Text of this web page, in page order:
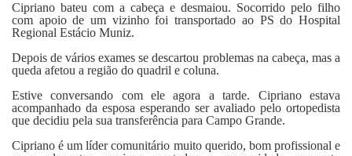
Cipriano bateu com a cabeça e desmaiou. Socorrido pelo filho
com apoio de um vizinho foi transportado ao PS do Hospital
Regional Estácio Muniz.
Depois de vários exames se descartou problemas na cabeça, mas a
queda afetou a região do quadril e coluna.
Estive conversando com ele agora a tarde. Cipriano estava
acompanhado da esposa esperando ser avaliado pelo ortopedista
que decidiu pela sua transferência para Campo Grande.
Cipriano é um líder comunitário muito querido, bom profissional e